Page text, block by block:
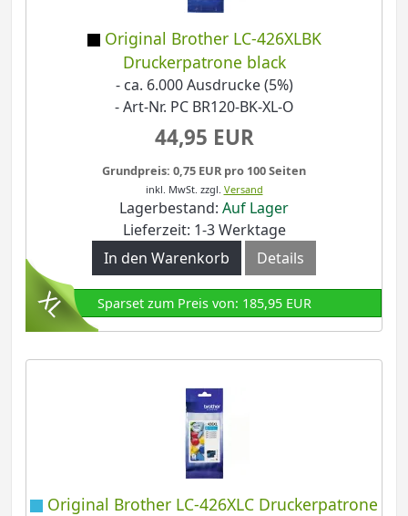
Original Brother LC-426XLBK
Druckerpatrone black
- ca. 6.000 Ausdrucke (5%)
- Art-Nr. PC BR120-BK-XL-O
44,95 EUR
Grundpreis: 0,75 EUR pro 100 Seiten
inkl. MwSt. zzgl. Versand
Lagerbestand: Auf Lager
Lieferzeit: 1-3 Werktage
In den Warenkorb
Details
Sparset zum Preis von: 185,95 EUR
Original Brother LC-426XLC Druckerpatrone